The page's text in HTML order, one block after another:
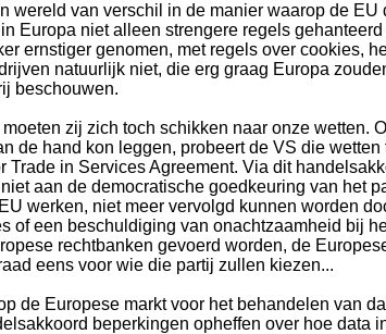
wereld van verschil in de manier waarop de EU
Europa niet alleen strengere regels
ernstiger genomen, met regels over cookies,
natuurlijk niet, die erg graag Europa
beschouwen.
zij zich toch schikken naar onze wetten.
de hand kon leggen, probeert de VS die wetten
Trade in Services Agreement. Via dit
aan de democratische goedkeuring van het
werken, niet meer vervolgd kunnen worden
of een beschuldiging van onachtzaamheid bij
rechtbanken gevoerd worden, de
eens voor wie die partij zullen kiezen...
de Europese markt voor het behandelen van
beperkingen opheffen over hoe data